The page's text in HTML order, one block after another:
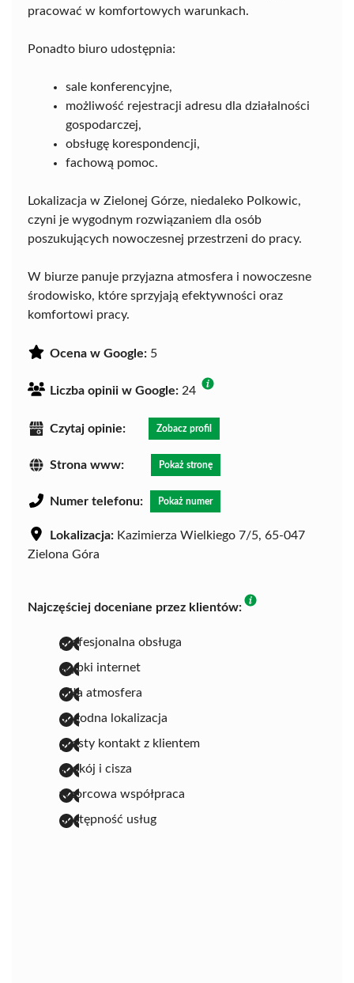
pracować w komfortowych warunkach.
Ponadto biuro udostępnia:
sale konferencyjne,
możliwość rejestracji adresu dla działalności
gospodarczej,
obsługę korespondencji,
fachową pomoc.
Lokalizacja w Zielonej Górze, niedaleko Polkowic,
czyni je wygodnym rozwiązaniem dla osób
poszukujących nowoczesnej przestrzeni do pracy.
W biurze panuje przyjazna atmosfera i nowoczesne
środowisko, które sprzyjają efektywności oraz
komfortowi pracy.
Ocena w Google: 5
Liczba opinii w Google: 24
Czytaj opinie: Zobacz profil
Strona www: Pokaż stronę
Numer telefonu: Pokaż numer
Lokalizacja: Kazimierza Wielkiego 7/5, 65-047
Zielona Góra
Najczęściej doceniane przez klientów:
profesjonalna obsługa
szybki internet
miła atmosfera
dogodna lokalizacja
prosty kontakt z klientem
spokój i cisza
wzorcowa współpraca
dostępność usług